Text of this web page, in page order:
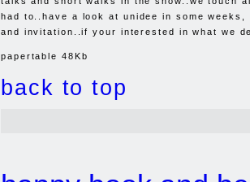
had to..have a look at unidee in some
and invitation..if your interested in what we
papertable 48Kb
back to top